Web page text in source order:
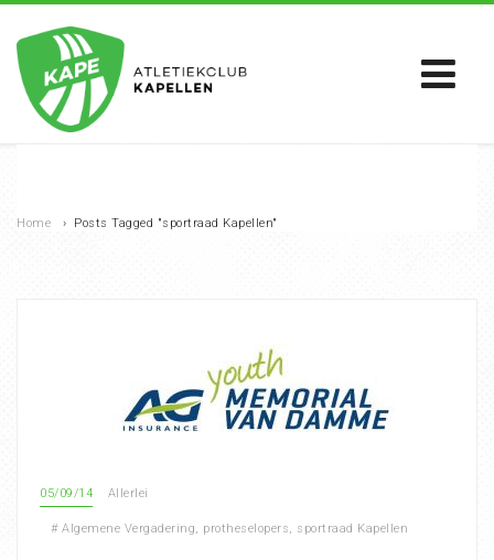
Home › Posts Tagged "sportraad Kapellen"
05/09/14 Allerlei
# Algemene Vergadering, protheselopers, sportraad Kapellen